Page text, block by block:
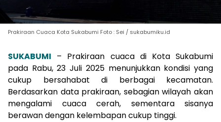
Prakiraan Cuaca Kota Sukabumi Foto : Sei / sukabumiku.id
SUKABUMI – Prakiraan cuaca di Kota Sukabumi
pada Rabu, 23 Juli 2025 menunjukkan kondisi yang
cukup bersahabat di berbagai kecamatan.
Berdasarkan data prakiraan, sebagian wilayah akan
mengalami cuaca cerah, sementara sisanya
berawan dengan kelembapan cukup tinggi.